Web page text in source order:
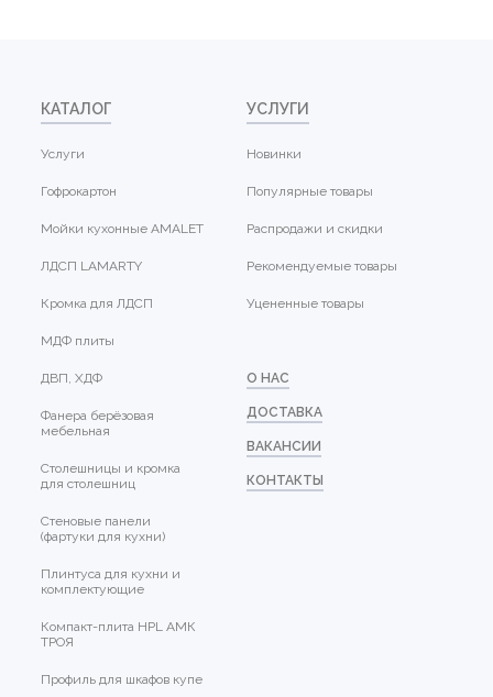
КАТАЛОГ
Услуги
Гофрокартон
Мойки кухонные AMALET
ЛДСП LAMARTY
Кромка для ЛДСП
МДФ плиты
ДВП, ХДФ
Фанера берёзовая
мебельная
Столешницы и кромка
для столешниц
Стеновые панели
(фартуки для кухни)
Плинтуса для кухни и
комплектующие
Компакт-плита HPL АМК
ТРОЯ
Профиль для шкафов купе
УСЛУГИ
Новинки
Популярные товары
Распродажи и скидки
Рекомендуемые товары
Уцененные товары
О НАС
ДОСТАВКА
ВАКАНСИИ
КОНТАКТЫ